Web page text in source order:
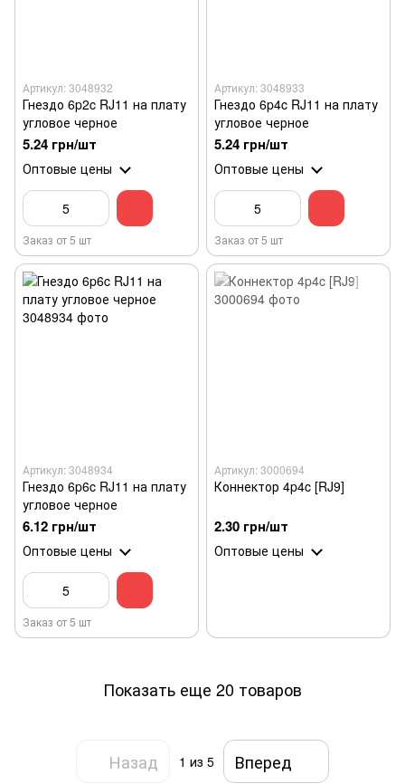
Артикул: 3048932
Гнездо 6p2c RJ11 на плату
угловое черное
5.24 грн/шт
Оптовые цены
Заказ от 5 шт
Артикул: 3048933
Гнездо 6p4c RJ11 на плату
угловое черное
5.24 грн/шт
Оптовые цены
Заказ от 5 шт
Артикул: 3048934
Гнездо 6p6c RJ11 на плату
угловое черное
6.12 грн/шт
Оптовые цены
Заказ от 5 шт
Артикул: 3000694
Коннектор 4p4c [RJ9]
2.30 грн/шт
Оптовые цены
Показать еще 20 товаров
Назад 1 из 5
Вперед